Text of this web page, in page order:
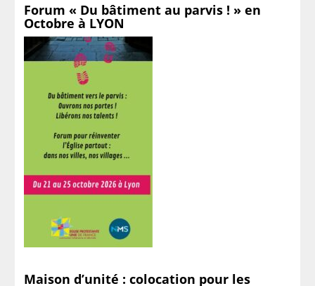
Forum « Du bâtiment au parvis ! » en
Octobre à LYON
Maison d’unité : colocation pour les